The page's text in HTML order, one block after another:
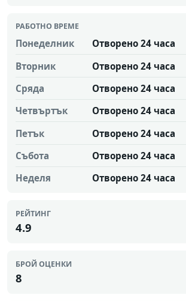
РАБОТНО ВРЕМЕ
Понеделник
Отворено 24 часа
Вторник
Отворено 24 часа
Сряда
Отворено 24 часа
Четвъртък
Отворено 24 часа
Петък
Отворено 24 часа
Събота
Отворено 24 часа
Неделя
Отворено 24 часа
РЕЙТИНГ
4.9
БРОЙ ОЦЕНКИ
8